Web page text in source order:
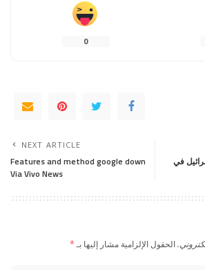
0
في
NEXT ARTICLE
Features and method google down
Via Vivo News
الحقول الإلزامية مشار إليها بـ*